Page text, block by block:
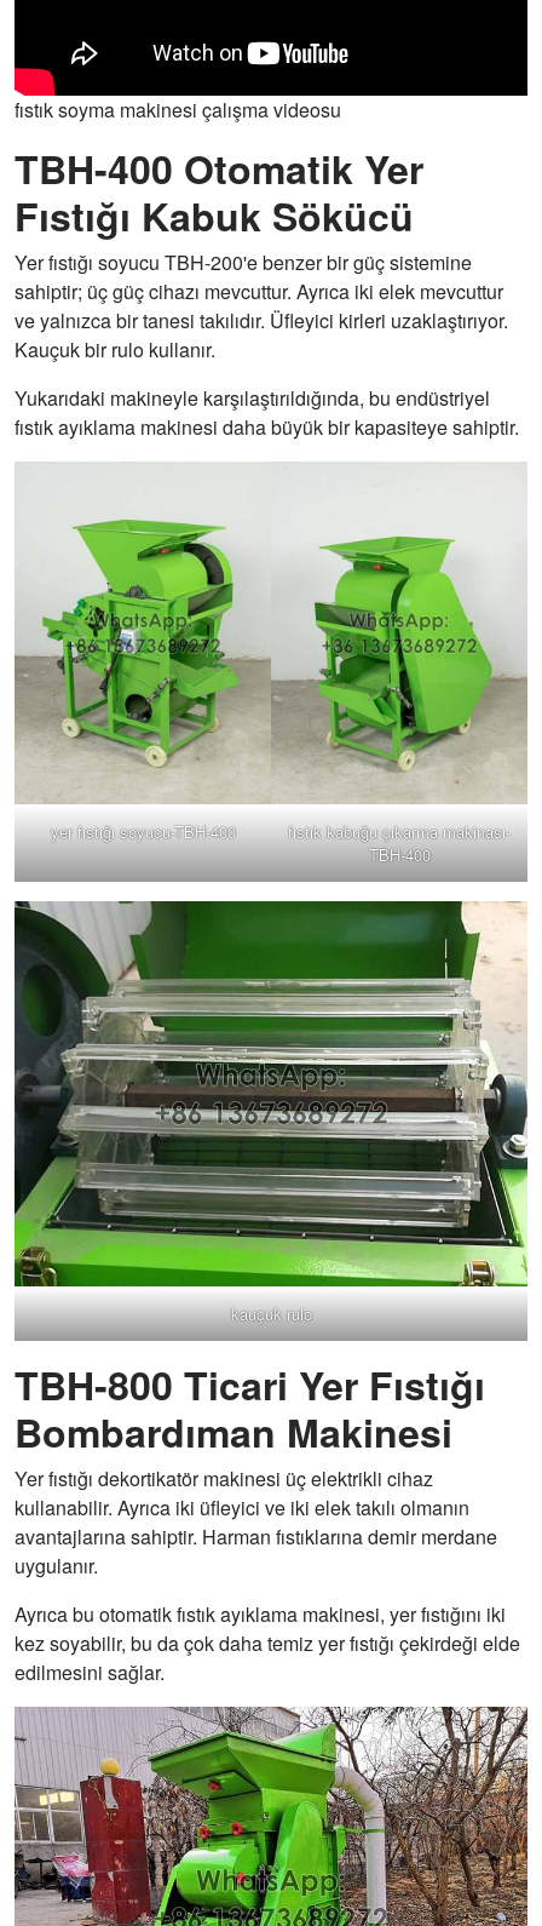
fıstık soyma makinesi çalışma videosu
TBH-400 Otomatik Yer
Fıstığı Kabuk Sökücü
Yer fıstığı soyucu TBH-200'e benzer bir güç sistemine
sahiptir; üç güç cihazı mevcuttur. Ayrıca iki elek mevcuttur
ve yalnızca bir tanesi takılıdır. Üfleyici kirleri uzaklaştırıyor.
Kauçuk bir rulo kullanır.
Yukarıdaki makineyle karşılaştırıldığında, bu endüstriyel
fıstık ayıklama makinesi daha büyük bir kapasiteye sahiptir.
yer fıstığı soyucu-TBH-400
fıstık kabuğu çıkarma makinası-
TBH-400
kauçuk rulo
TBH-800 Ticari Yer Fıstığı
Bombardıman Makinesi
Yer fıstığı dekortikatör makinesi üç elektrikli cihaz
kullanabilir. Ayrıca iki üfleyici ve iki elek takılı olmanın
avantajlarına sahiptir. Harman fıstıklarına demir merdane
uygulanır.
Ayrıca bu otomatik fıstık ayıklama makinesi, yer fıstığını iki
kez soyabilir, bu da çok daha temiz yer fıstığı çekirdeği elde
edilmesini sağlar.